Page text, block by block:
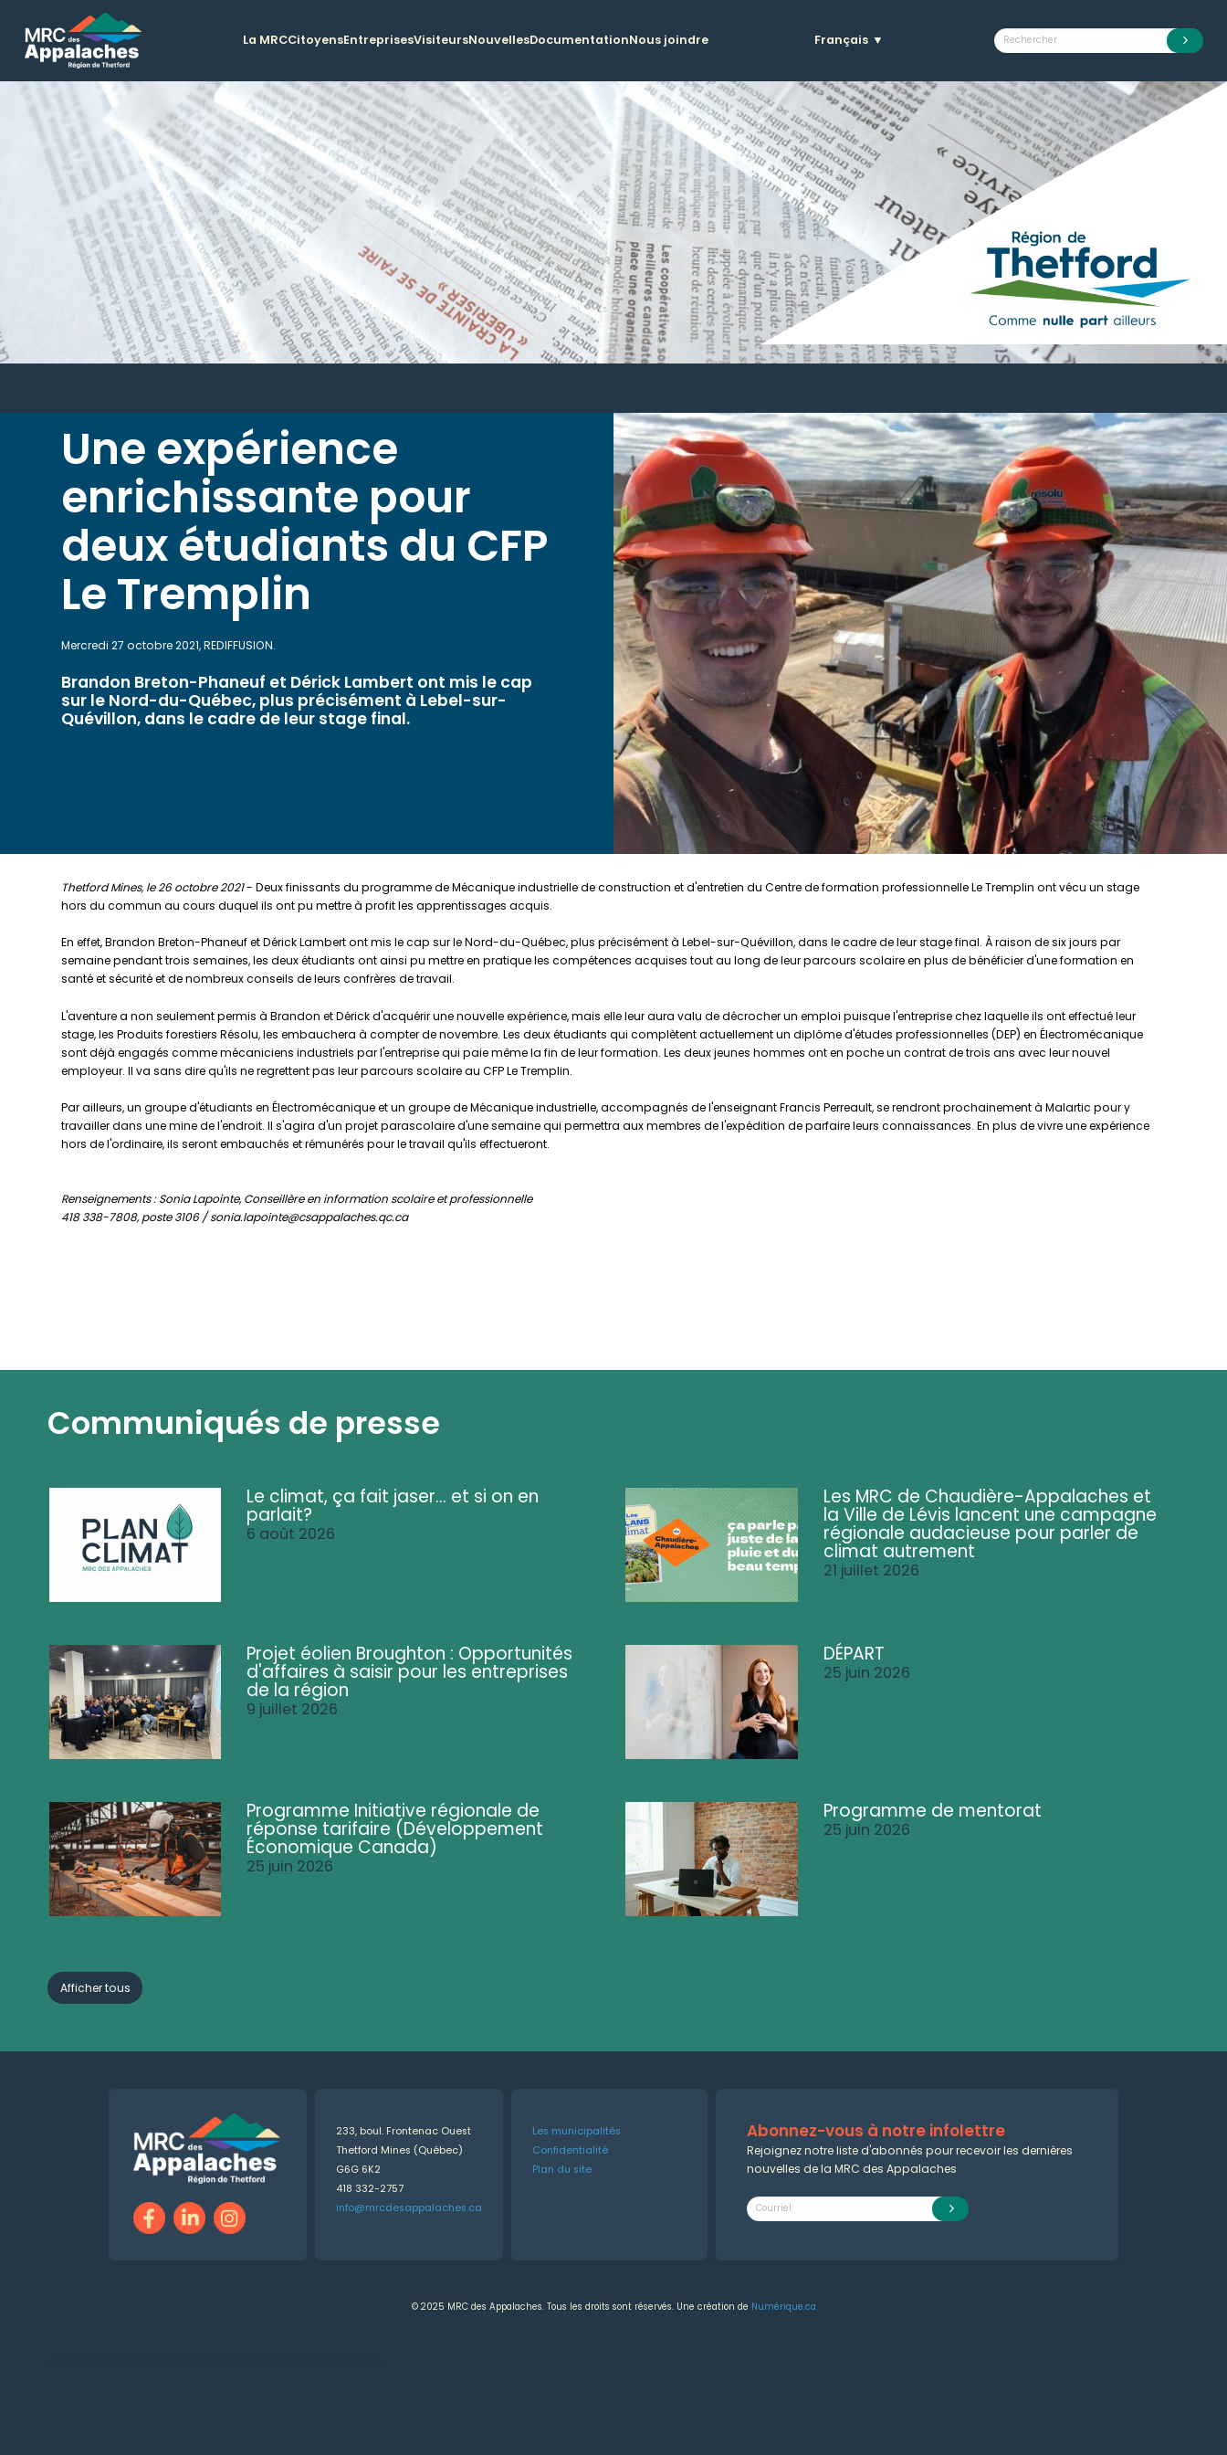
La MRCCitoyensEntreprisesVisiteursNouvellesDocumentationNous joindre Français ▼
Une expérience
enrichissante pour
deux étudiants du CFP
Le Tremplin
Mercredi 27 octobre 2021, REDIFFUSION.
Brandon Breton-Phaneuf et Dérick Lambert ont mis le cap
sur le Nord-du-Québec, plus précisément à Lebel-sur-
Quévillon, dans le cadre de leur stage final.
Thetford Mines, le 26 octobre 2021- Deux finissants du programme de Mécanique industrielle de construction et d'entretien du Centre de formation professionnelle Le Tremplin ont vécu un stage
hors du commun au cours duquel ils ont pu mettre à profit les apprentissages acquis.
En effet, Brandon Breton-Phaneuf et Dérick Lambert ont mis le cap sur le Nord-du-Québec, plus précisément à Lebel-sur-Quévillon, dans le cadre de leur stage final. À raison de six jours par
semaine pendant trois semaines, les deux étudiants ont ainsi pu mettre en pratique les compétences acquises tout au long de leur parcours scolaire en plus de bénéficier d'une formation en
santé et sécurité et de nombreux conseils de leurs confrères de travail.
L'aventure a non seulement permis à Brandon et Dérick d'acquérir une nouvelle expérience, mais elle leur aura valu de décrocher un emploi puisque l'entreprise chez laquelle ils ont effectué leur
stage, les Produits forestiers Résolu, les embauchera à compter de novembre. Les deux étudiants qui complètent actuellement un diplôme d'études professionnelles (DEP) en Électromécanique
sont déjà engagés comme mécaniciens industriels par l'entreprise qui paie même la fin de leur formation. Les deux jeunes hommes ont en poche un contrat de trois ans avec leur nouvel
employeur. Il va sans dire qu'ils ne regrettent pas leur parcours scolaire au CFP Le Tremplin.
Par ailleurs, un groupe d'étudiants en Électromécanique et un groupe de Mécanique industrielle, accompagnés de l'enseignant Francis Perreault, se rendront prochainement à Malartic pour y
travailler dans une mine de l'endroit. Il s'agira d'un projet parascolaire d'une semaine qui permettra aux membres de l'expédition de parfaire leurs connaissances. En plus de vivre une expérience
hors de l'ordinaire, ils seront embauchés et rémunérés pour le travail qu'ils effectueront.
Renseignements : Sonia Lapointe, Conseillère en information scolaire et professionnelle
418 338-7808, poste 3106 / sonia.lapointe@csappalaches.qc.ca
Communiqués de presse
Le climat, ça fait jaser... et si on en
parlait?
6 août 2026
Les MRC de Chaudière-Appalaches et
la Ville de Lévis lancent une campagne
régionale audacieuse pour parler de
climat autrement
21 juillet 2026
Projet éolien Broughton : Opportunités
d'affaires à saisir pour les entreprises
de la région
9 juillet 2026
DÉPART
25 juin 2026
Programme Initiative régionale de
réponse tarifaire (Développement
Économique Canada)
25 juin 2026
Programme de mentorat
25 juin 2026
Afficher tous
233, boul. Frontenac Ouest
Thetford Mines (Québec)
G6G 6K2
418 332-2757
info@mrcdesappalaches.ca
Les municipalités
Confidentialité
Plan du site
Abonnez-vous à notre infolettre
Rejoignez notre liste d'abonnés pour recevoir les dernières
nouvelles de la MRC des Appalaches
© 2025 MRC des Appalaches. Tous les droits sont réservés. Une création de Numérique.ca